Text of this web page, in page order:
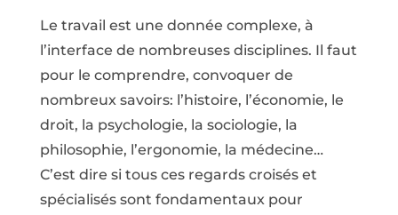
Le travail est une donnée complexe, à
l’interface de nombreuses disciplines. Il faut
pour le comprendre, convoquer de
nombreux savoirs: l’histoire, l’économie, le
droit, la psychologie, la sociologie, la
philosophie, l’ergonomie, la médecine…
C’est dire si tous ces regards croisés et
spécialisés sont fondamentaux pour